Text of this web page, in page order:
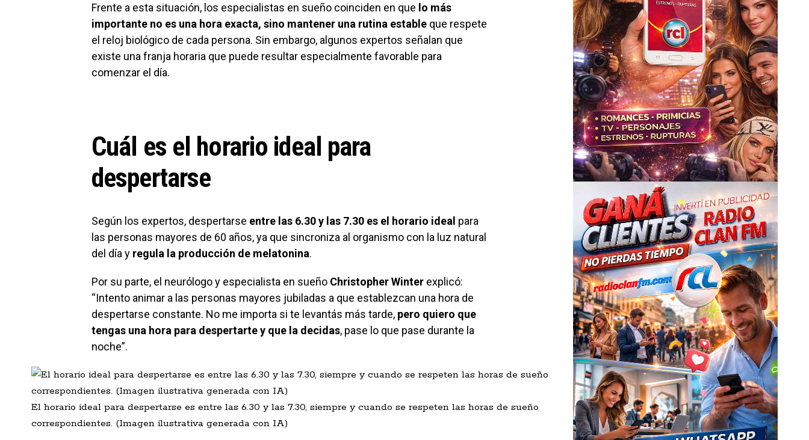
Frente a esta situación, los especialistas en sueño coinciden en que lo más
importante no es una hora exacta, sino mantener una rutina estable que respete
el reloj biológico de cada persona. Sin embargo, algunos expertos señalan que
existe una franja horaria que puede resultar especialmente favorable para
comenzar el día.
Cuál es el horario ideal para
despertarse
Según los expertos, despertarse entre las 6.30 y las 7.30 es el horario ideal para
las personas mayores de 60 años, ya que sincroniza al organismo con la luz natural
del día y regula la producción de melatonina.
Por su parte, el neurólogo y especialista en sueño Christopher Winter explicó:
“Intento animar a las personas mayores jubiladas a que establezcan una hora de
despertarse constante. No me importa si te levantás más tarde, pero quiero que
tengas una hora para despertarte y que la decidas, pase lo que pase durante la
noche”.
El horario ideal para despertarse es entre las 6.30 y las 7.30, siempre y cuando se respeten las horas de sueño
correspondientes. (Imagen ilustrativa generada con IA)